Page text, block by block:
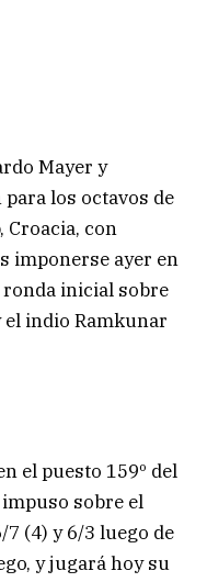
Mayer y
los octavos de
Croacia, con
imponerse ayer en
inicial sobre
indio Ramkunar
el puesto 159º del
sobre el
(4) y 6/3 luego de
y jugará hoy su